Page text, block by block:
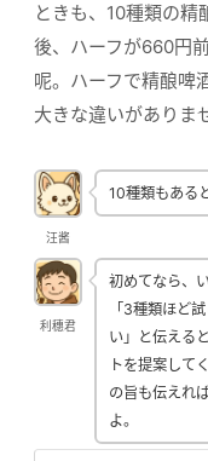
ときも、10種類の
後、ハーフが660円前
呢。ハーフで精酿啤
大きな違いがありま
汪酱
10種類もある
利穗君
初めてなら、
「3種類ほど
い」と伝える
トを提案して
の旨も伝えれ
よ。